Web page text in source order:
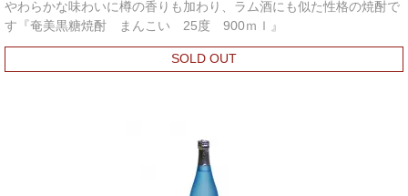
やわらかな味わいに樽の香りも加わり、ラム酒にも似た性格の焼酎で
す『奄美黒糖焼酎 まんこい 25度 900ｍｌ』
SOLD OUT